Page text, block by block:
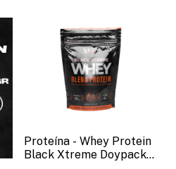
Proteína - Whey Protein
Black Xtreme Doypack